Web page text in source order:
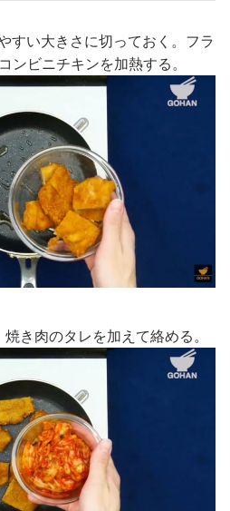
すい大きさに切っておく。フラ
ンビニチキンを加熱する。
き肉のタレを加えて絡める。